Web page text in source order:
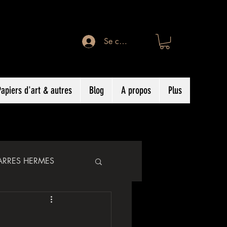
Se connecter
d'art & autres Blog A propos Plus
HERMES